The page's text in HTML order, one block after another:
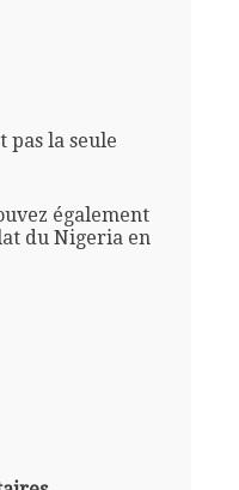
pas la seule
également
du Nigeria en